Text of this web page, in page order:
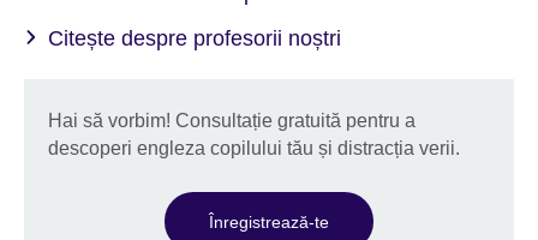
Citește despre profesorii noștri
Hai să vorbim! Consultație gratuită pentru a
descoperi engleza copilului tău și distracția verii.
Înregistrează-te